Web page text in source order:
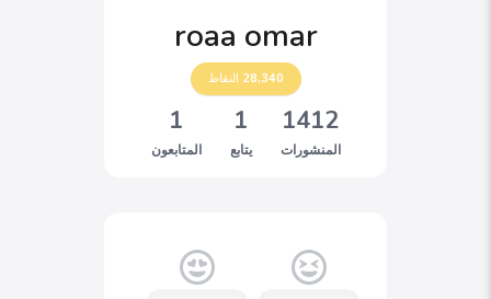
roaa omar
28,340 النقاط
1412
المنشورات
1
يتابع
1
المتابعون